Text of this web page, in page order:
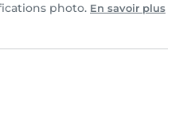
photo. En savoir plus